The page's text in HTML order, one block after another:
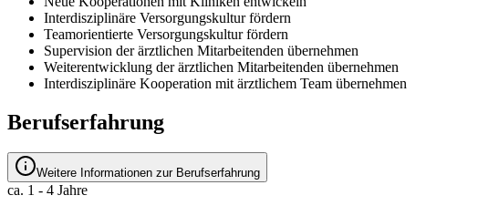
Interdisziplinäre Versorgungskultur fördern
Teamorientierte Versorgungskultur fördern
Supervision der ärztlichen Mitarbeitenden übernehmen
Weiterentwicklung der ärztlichen Mitarbeitenden übernehmen
Interdisziplinäre Kooperation mit ärztlichem Team übernehmen
Berufserfahrung
Weitere Informationen zur Berufserfahrung
ca. 1 - 4 Jahre